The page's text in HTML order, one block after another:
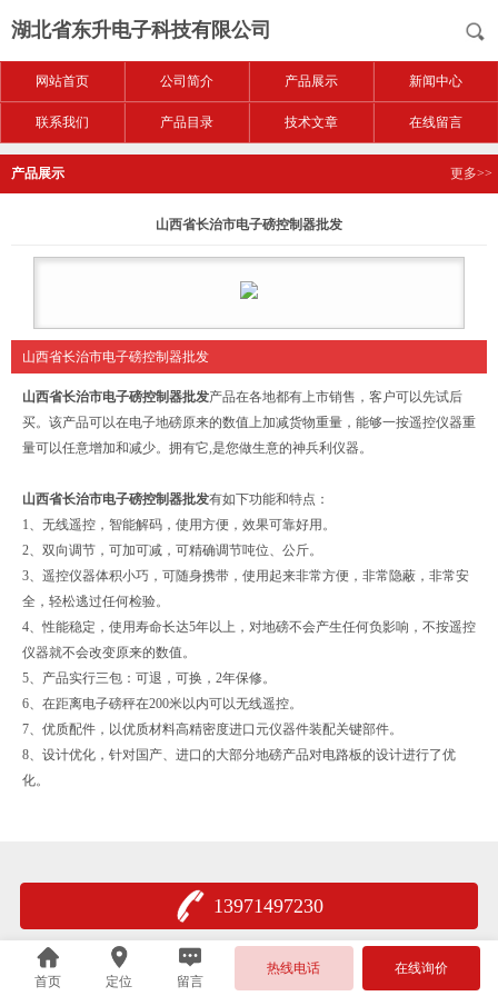
湖北省东升电子科技有限公司
网站首页 公司简介 产品展示 新闻中心
联系我们 产品目录 技术文章 在线留言
产品展示 更多>>
山西省长治市电子磅控制器批发
山西省长治市电子磅控制器批发
山西省长治市电子磅控制器批发产品在各地都有上市销售，客户可以先试后
买。该产品可以在电子地磅原来的数值上加减货物重量，能够一按遥控仪器重
量可以任意增加和减少。拥有它,是您做生意的神兵利仪器。
山西省长治市电子磅控制器批发有如下功能和特点：
1、无线遥控，智能解码，使用方便，效果可靠好用。
2、双向调节，可加可减，可精确调节吨位、公斤。
3、遥控仪器体积小巧，可随身携带，使用起来非常方便，非常隐蔽，非常安
全，轻松逃过任何检验。
4、性能稳定，使用寿命长达5年以上，对地磅不会产生任何负影响，不按遥控
仪器就不会改变原来的数值。
5、产品实行三包：可退，可换，2年保修。
6、在距离电子磅秤在200米以内可以无线遥控。
7、优质配件，以优质材料高精密度进口元仪器件装配关键部件。
8、设计优化，针对国产、进口的大部分地磅产品对电路板的设计进行了优
化。
13971497230
首页 定位 留言
热线电话 在线询价